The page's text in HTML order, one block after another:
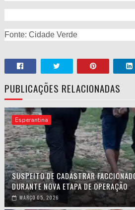
Fonte: Cidade Verde
PUBLICAÇÕES RELACIONADAS
Esperantina
SUSPEITO DE CADASTRAR
DURANTE NOVA ETAPA DE OPERAÇÃO
MARÇO 05, 2026